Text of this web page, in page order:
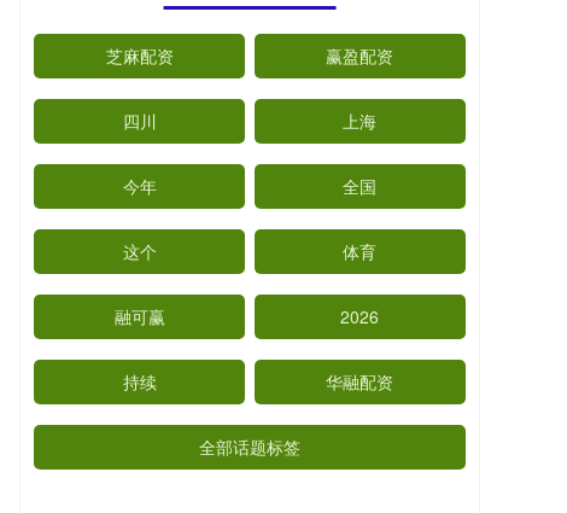
芝麻配资 赢盈配资
四川 上海
今年 全国
这个 体育
融可赢 2026
持续 华融配资
全部话题标签